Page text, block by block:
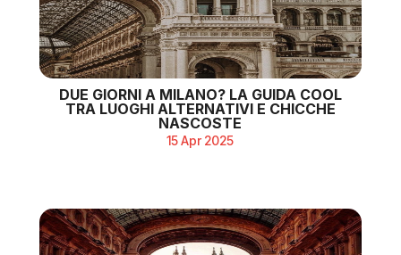
DUE GIORNI A MILANO? LA GUIDA COOL
TRA LUOGHI ALTERNATIVI E CHICCHE
NASCOSTE
15 Apr 2025